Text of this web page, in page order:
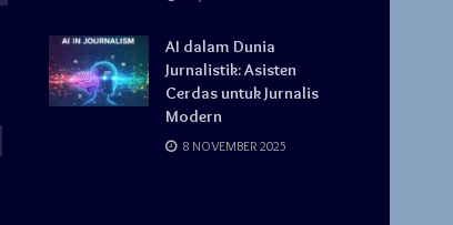
AI dalam Dunia
Jurnalistik: Asisten
Cerdas untuk Jurnalis
Modern
8 NOVEMBER 2025